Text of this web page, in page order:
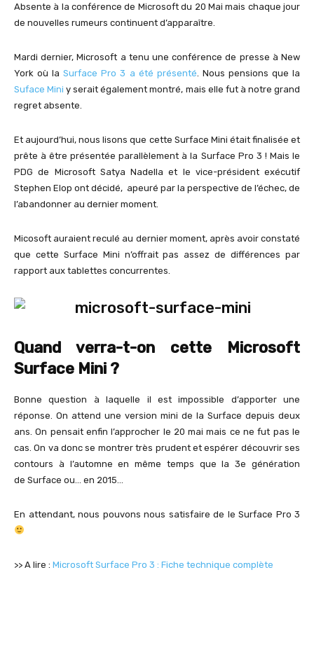
Absente à la conférence de Microsoft du 20 Mai mais chaque jour
de nouvelles rumeurs continuent d’apparaître.
Mardi dernier, Microsoft a tenu une conférence de presse à New
York où laSurface Pro 3 a été présenté . Nous pensions que la
Suface Mini y serait également montré, mais elle fut à notre grand
regret absente.
Et aujourd’hui, nous lisons que cette Surface Mini était finalisée et
prête à être présentée parallèlement à la Surface Pro 3 ! Mais le
PDG de Microsoft Satya Nadella et le vice-président exécutif
Stephen Elop ont décidé, apeuré par la perspective de l’échec, de
l’abandonner au dernier moment.
Micosoft auraient reculé au dernier moment, après avoir constaté
que cette Surface Mini n’offrait pas assez de différences par
rapport aux tablettes concurrentes.
Quand verra-t-on cette Microsoft
Surface Mini ?
Bonne question à laquelle il est impossible d’apporter une
réponse. On attend une version mini de la Surface depuis deux
ans. On pensait enfin l’approcher le 20 mai mais ce ne fut pas le
cas. On va donc se montrer très prudent et espérer découvrir ses
contours à l’automne en même temps que la 3e génération
de Surface ou… en 2015…
En attendant, nous pouvons nous satisfaire de le Surface Pro 3
>> A lire : Microsoft Surface Pro 3 : Fiche technique complète